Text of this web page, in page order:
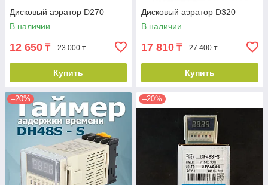
Дисковый аэратор D270
В наличии
12 650 ₸ 23 000 ₸
Купить
Дисковый аэратор D320
В наличии
17 810 ₸ 27 400 ₸
Купить
–20% –20%